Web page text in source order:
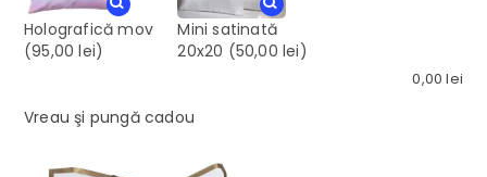
Holografică mov
(95,00 lei)
Mini satinată
20x20 (50,00 lei)
0,00lei
Vreau şi pungă cadou